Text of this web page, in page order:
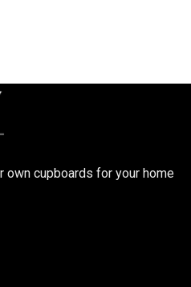
own cupboards for your home